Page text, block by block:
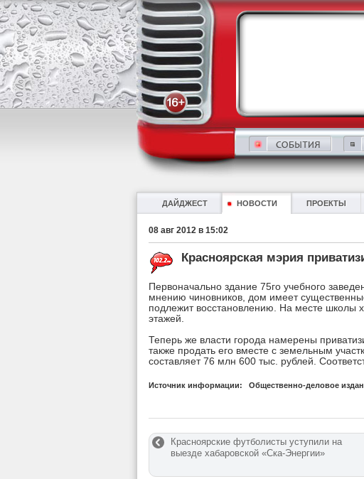
ДАЙДЖЕСТ НОВОСТИ ПРОЕКТЫ
08 авг 2012 в 15:02
Красноярская мэрия
Первоначально здание 75го учебного
мнению чиновников, дом имеет
подлежит восстановлению. На месте школы
этажей.
Теперь же власти города намерены
также продать его вместе с земельным
составляет 76 млн 600 тыс. рублей.
Источник информации: Общественно-деловое
Красноярские футболисты уступили на
выезде хабаровской «Ска-Энергии»